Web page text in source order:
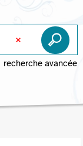
recherche avancée